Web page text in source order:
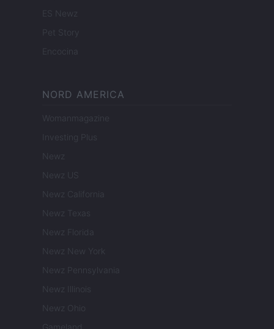
ES Newz
Pet Story
Encocina
NORD AMERICA
Womanmagazine
Investing Plus
Newz
Newz US
Newz California
Newz Texas
Newz Florida
Newz New York
Newz Pennsylvania
Newz Illinois
Newz Ohio